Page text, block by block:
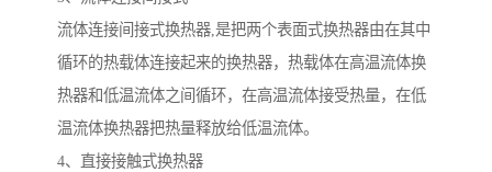
流体连接间接式换热器,是把两个表面式换热器由在其中
循环的热载体连接起来的换热器，热载体在高温流体换
热器和低温流体之间循环，在高温流体接受热量，在低
温流体换热器把热量释放给低温流体。
4、直接接触式换热器